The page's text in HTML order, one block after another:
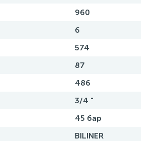
960
6
574
87
486
3/4 "
45 бар
BILINER